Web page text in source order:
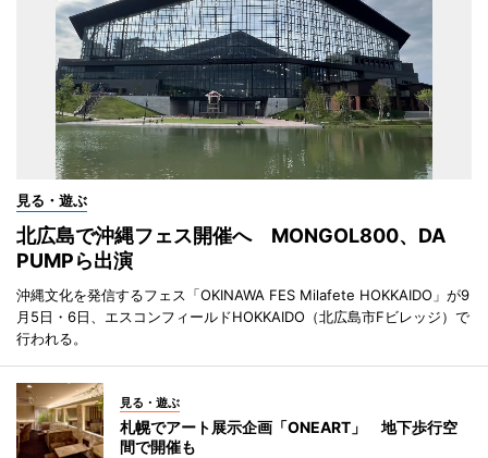
見る・遊ぶ
北広島で沖縄フェス開催へ MONGOL800、DA
PUMPら出演
沖縄文化を発信するフェス「OKINAWA FES Milafete HOKKAIDO」が9
月5日・6日、エスコンフィールドHOKKAIDO（北広島市Fビレッジ）で
行われる。
見る・遊ぶ
札幌でアート展示企画「ONEART」 地下歩行空
間で開催も